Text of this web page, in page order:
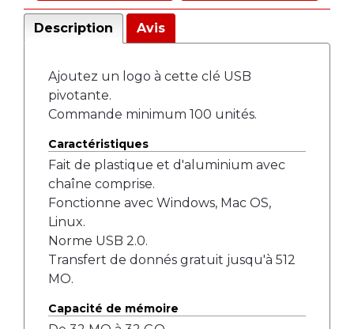
Description Avis
Ajoutez un logo à cette clé USB
pivotante.
Commande minimum 100 unités.
Caractéristiques
Fait de plastique et d'aluminium avec
chaîne comprise.
Fonctionne avec Windows, Mac OS,
Linux.
Norme USB 2.0.
Transfert de donnés gratuit jusqu'à 512
MO.
Capacité de mémoire